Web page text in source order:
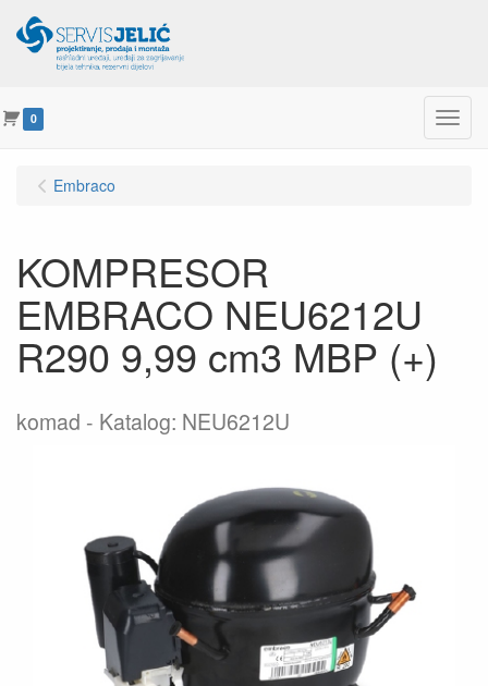
0 Menu
Embraco
KOMPRESOR
EMBRACO NEU6212U
R290 9,99 cm3 MBP (+)
komad Katalog: NEU6212U